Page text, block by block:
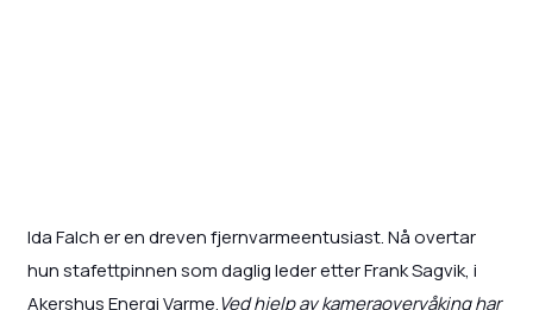
Ida Falch er en dreven fjernvarmeentusiast. Nå overtar
hun stafettpinnen som daglig leder etter Frank Sagvik, i
Akershus Energi Varme.Ved hjelp av kameraovervåking har